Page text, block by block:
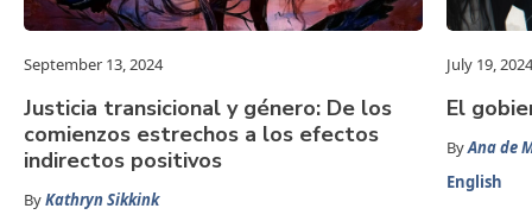
September 13, 2024
Justicia transicional y género: De los
comienzos estrechos a los efectos
indirectos positivos
ByKathryn Sikkink
July 19, 2024
El
ByAna de
English